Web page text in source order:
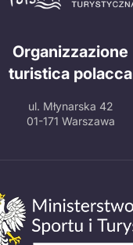
Organizzazione
turistica polacca
ul. Młynarska 42
01-171 Warszawa